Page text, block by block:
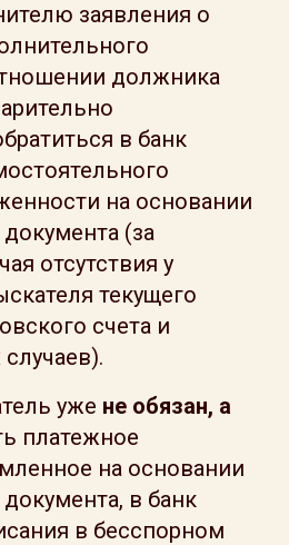
заявления о
должника
в банк
на основании
(за
отсутствия у
текущего
счета и
уже не обязан, а
платежное
на основании
в банк
в бесспорном